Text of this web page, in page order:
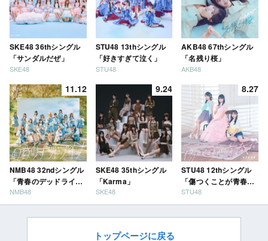
SKE48 36thシングル
「サンダルだぜ」
SKE48
STU48 13thシングル
「好きすぎて泣く」
STU48
AKB48 67thシングル
「名残り桜」
AKB48
11.12
NMB48 32ndシングル
「青春のデッドライ
ン」
NMB48
9.24
SKE48 35thシングル
「Karma」
SKE48
8.27
STU48 12thシングル
「傷つくことが青春
だ」
STU48
トップページに戻る